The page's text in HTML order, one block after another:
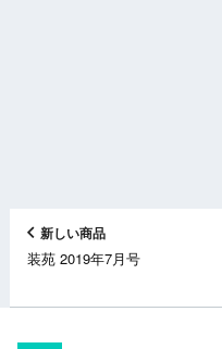
新しい商品
装苑 2019年7月号